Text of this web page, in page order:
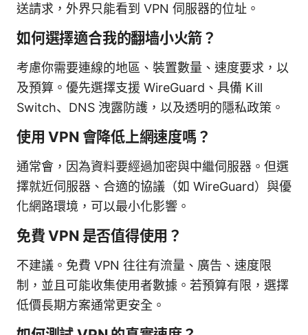
送請求，外界只能看到 VPN 伺服器的位址。
如何選擇適合我的翻墙小火箭？
考慮你需要連線的地區、裝置數量、速度要求，以
及預算。優先選擇支援 WireGuard、具備 Kill
Switch、DNS 洩露防護，以及透明的隱私政策。
使用 VPN 會降低上網速度嗎？
通常會，因為資料要經過加密與中繼伺服器。但選
擇就近伺服器、合適的協議（如 WireGuard）與優
化網路環境，可以最小化影響。
免費 VPN 是否值得使用？
不建議。免費 VPN 往往有流量、廣告、速度限
制，並且可能收集使用者數據。若預算有限，選擇
低價長期方案通常更安全。